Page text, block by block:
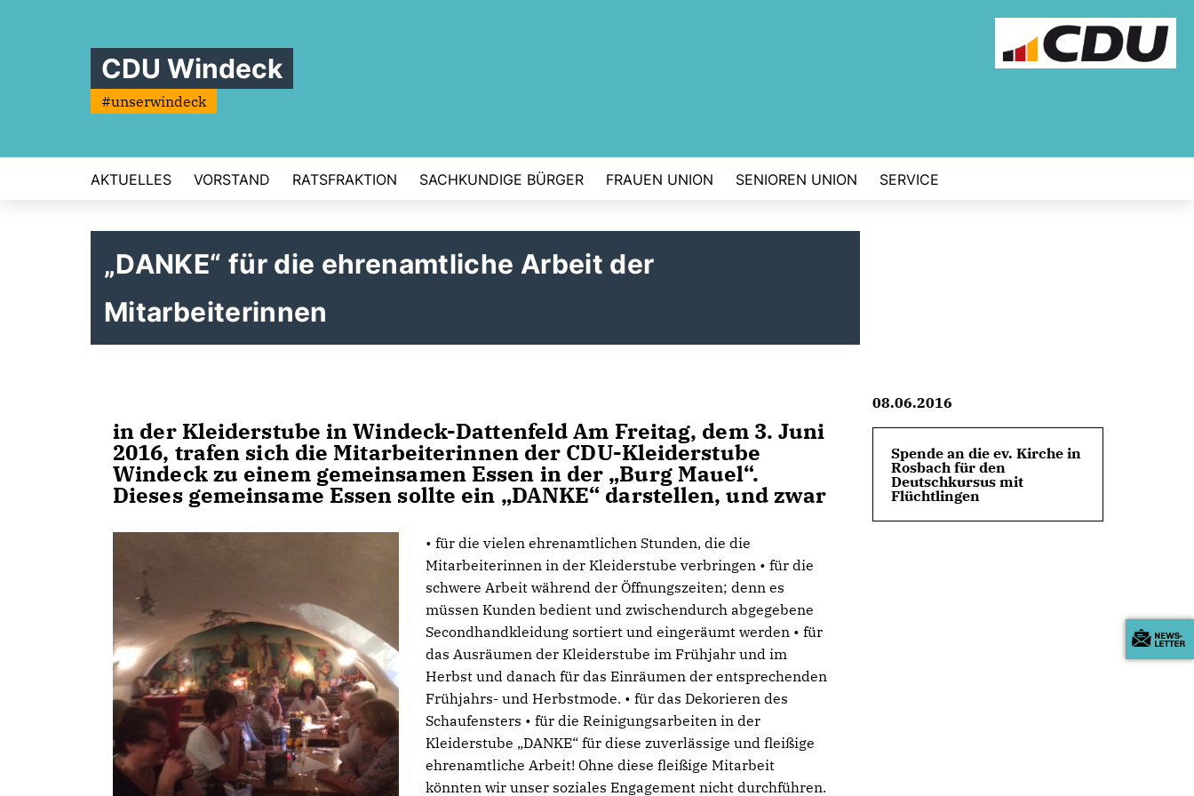
CDU Windeck
#unserwindeck
AKTUELLES VORSTAND RATSFRAKTION SACHKUNDIGE BÜRGER FRAUEN UNION SENIOREN UNION SERVICE
DANKE“ für die ehrenamtliche Arbeit der
Mitarbeiterinnen
in der Kleiderstube in Windeck-Dattenfeld Am Freitag, dem 3. Juni
2016, trafen sich die Mitarbeiterinnen der CDU-Kleiderstube
Windeck zu einem gemeinsamen Essen in der „Burg Mauel“.
Dieses gemeinsame Essen sollte ein „DANKE“ darstellen, und zwar
• für die vielen ehrenamtlichen Stunden, die die
Mitarbeiterinnen in der Kleiderstube verbringen • für die
schwere Arbeit während der Öffnungszeiten; denn es
müssen Kunden bedient und zwischendurch abgegebene
Secondhandkleidung sortiert und eingeräumt werden • für
das Ausräumen der Kleiderstube im Frühjahr und im
Herbst und danach für das Einräumen der entsprechenden
Frühjahrs- und Herbstmode. • für das Dekorieren des
Schaufensters • für die Reinigungsarbeiten in der
Kleiderstube „DANKE“ für diese zuverlässige und fleißige
ehrenamtliche Arbeit! Ohne diese fleißige Mitarbeit
könnten wir unser soziales Engagement nicht durchführen.
08.06.2016
Spende an die ev. Kirche in
Rosbach für den
Deutschkursus mit
Flüchtlingen